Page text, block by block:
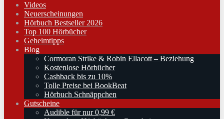
Videos
Neuerscheinungen
Hörbuch Bestseller 2026
Top 100 Hörbücher
Geheimtipps
Blog
Cormoran Strike & Robin Ellacott – Beziehung
Kostenlose Hörbücher
Cashback bis zu 10%
Tolle Preise bei BookBeat
Hörbuch Schnäppchen
Gutscheine
Audible für nur 0,99 €